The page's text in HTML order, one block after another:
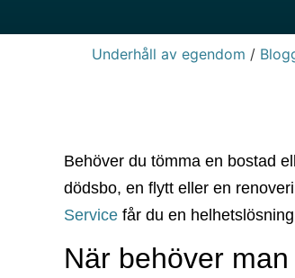
Underhåll av egendom /
Behöver du tömma en bostad
dödsbo, en flytt eller en
Service får du en
När behöver